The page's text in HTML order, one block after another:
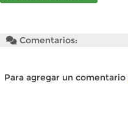
Comentarios:
Para agregar un comentario